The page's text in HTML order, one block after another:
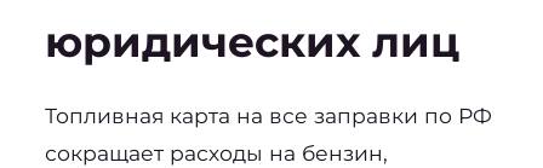
юридических лиц
Топливная карта на все заправки по РФ
сокращает расходы на бензин,